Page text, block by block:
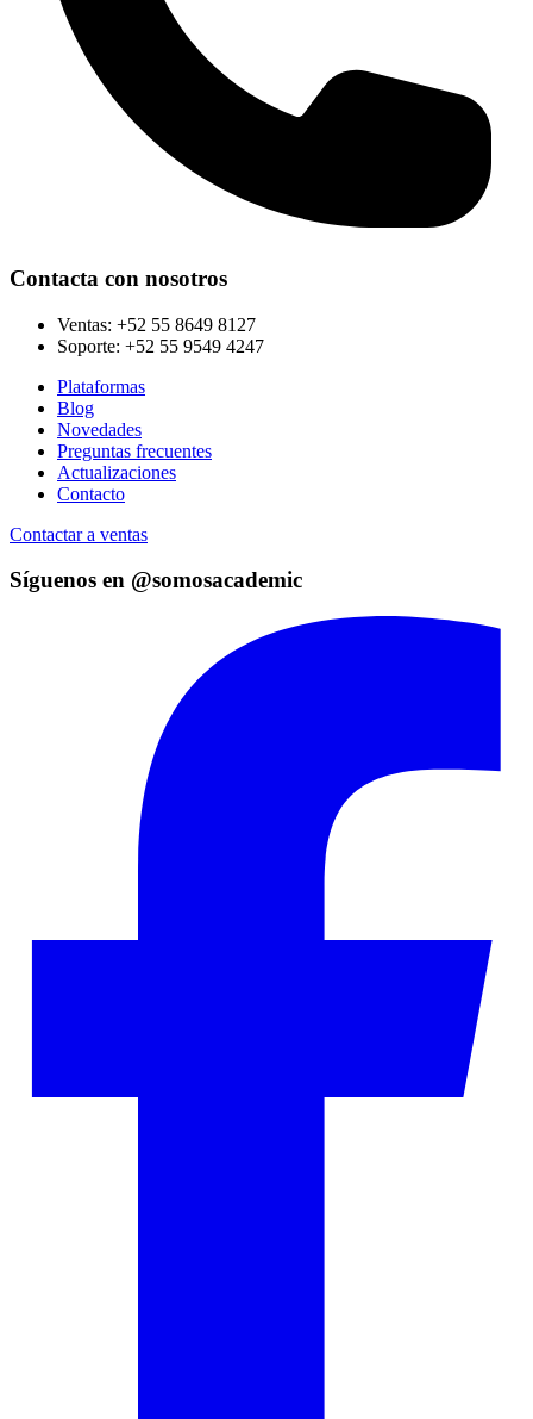
Contacta con nosotros
Ventas: +52 55 8649 8127
Soporte: +52 55 9549 4247
Plataformas
Blog
Novedades
Preguntas frecuentes
Actualizaciones
Contacto
Contactar a ventas
Síguenos en @somosacademic